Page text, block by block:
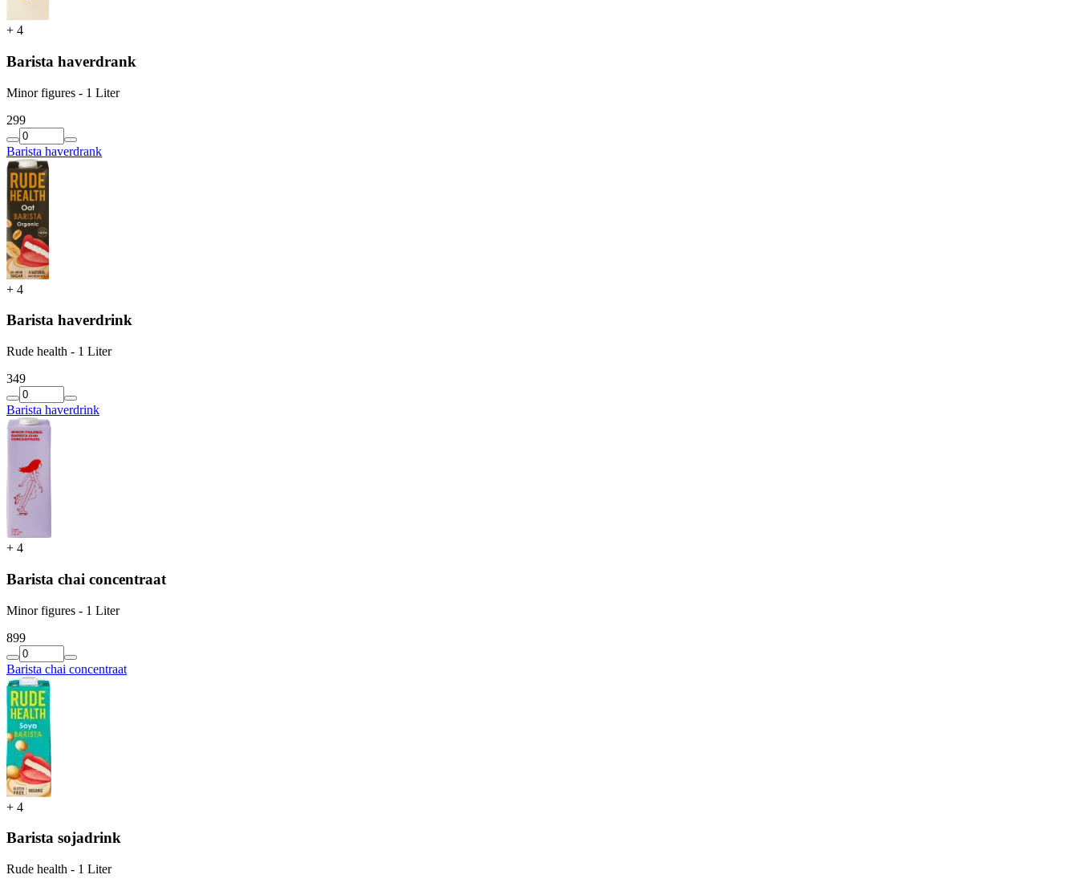
+ 4
Barista haverdrank
Minor figures - 1 Liter
299
Barista haverdrank
+ 4
Barista haverdrink
Rude health - 1 Liter
349
Barista haverdrink
+ 4
Barista chai concentraat
Minor figures - 1 Liter
899
Barista chai concentraat
+ 4
Barista sojadrink
Rude health - 1 Liter